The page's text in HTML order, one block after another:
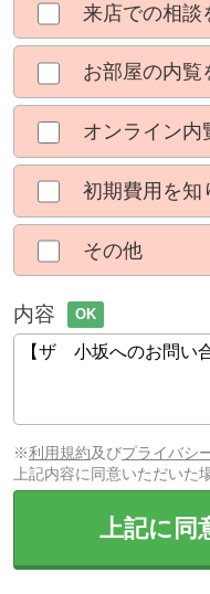
来店での相談
お部屋の内覧
オンライン内
初期費用を知
その他
内容 OK
※利用規約及びプライバシ
上記内容に同意いただいた
上記に同